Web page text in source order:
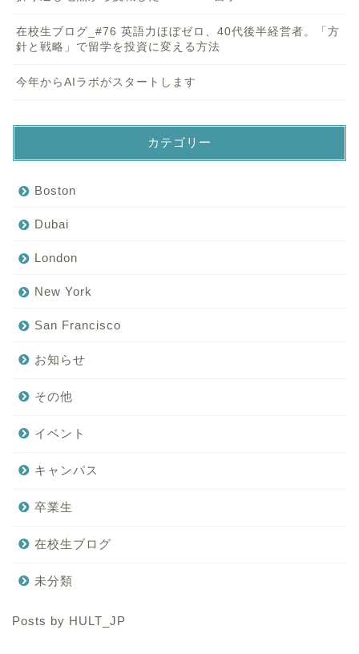
在校生ブログ_#76 英語力ほぼゼロ、40代後半経営者。「方
針と戦略」で留学を投資に変える方法
今年からAIラボがスタートします
カテゴリー
Boston
Dubai
London
New York
San Francisco
お知らせ
その他
イベント
キャンパス
卒業生
在校生ブログ
未分類
Posts by HULT_JP